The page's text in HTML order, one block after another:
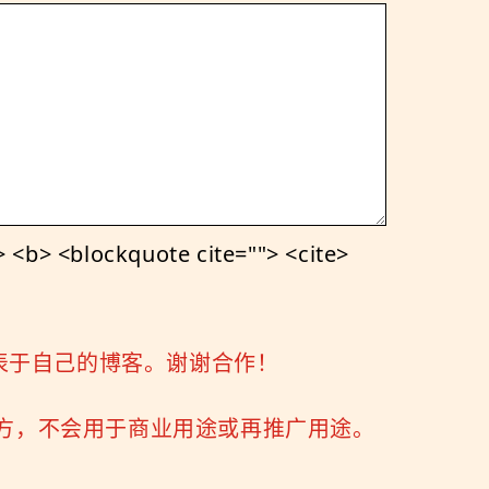
<blockquote cite=""> <cite>
自己的博客。谢谢合作！
不会用于商业用途或再推广用途。